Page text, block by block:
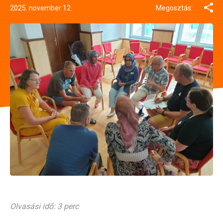
2025. november 12.
Megosztás:
Olvasási idő: 3 perc